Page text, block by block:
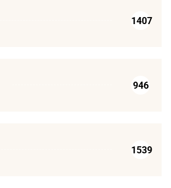
1407
946
1539